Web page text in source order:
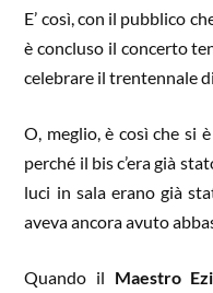
E’ così, con il pubblico
è concluso il concerto
celebrare il trentennale
O, meglio, è così che si
perché il bis c’era già
luci in sala erano già
aveva ancora avuto
Quando il Maestro